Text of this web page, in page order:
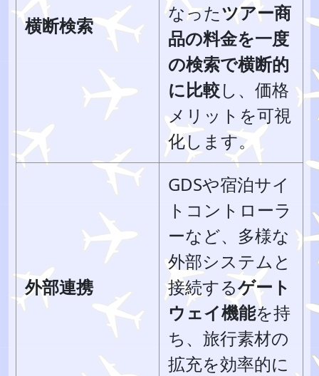
横断検索
なったツアー商
品の料金を一度
の検索で横断的
に比較し、価格
メリットを可視
化します。
外部連携
GDSや宿泊サイ
トコントローラ
ーなど、多様な
外部システムと
接続するゲート
ウェイ機能を持
ち、旅行素材の
拡充を効率的に